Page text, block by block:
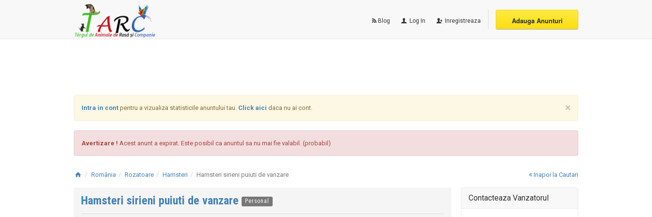
Blog Log In Inregistreaza Adauga Anunturi
×
Intra in cont pentru a vizualiza statisticile anuntului tau. Click aici daca nu ai cont.
Avertizare ! Acest anunt a expirat. Este posibil ca anuntul sa nu mai fie valabil. (probabil)
România Rozatoare Hamsteri Hamsteri sirieni puiuti de vanzare Inapoi la Cautari
Hamsteri sirieni puiuti de vanzare Personal Contacteaza Vanzatorul